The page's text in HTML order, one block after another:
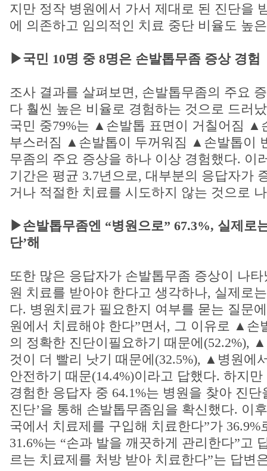
지만 정작 병원에서 가서 제대로 된 진단을
에 의존하고 임의적인 치료 중단 비율도 높
▶국민 10명 중 8명은 손발톱무좀 증상 경험
조사 결과를 살펴보면, 손발톱무좀의 주요
다 훨씬 높은 비율로 경험하는 것으로 드러
국민 중79%는 ▲손발톱 표면이 거칠어짐 ▲
부스러짐 ▲손발톱이 두꺼워짐 ▲손발톱이
무좀의 주요 증상을 하나 이상 경험했다. 이
기간은 평균 3.7년으로, 대부분의 응답자가
거나 적절한 치료를 시도하지 않는 것으로
▶손발톱무좀엔 “병원으로” 67.3%, 실제로
단’해
또한 많은 응답자가 손발톱무좀 증상이 나
원 치료를 받아야 한다고 생각하나, 실제로
다. 병원치료가 필요한지 여부를 묻는 질문
원에서 치료해야 한다”면서, 그 이유로 ▲손
의 정확한 진단이필요하기 때문에(52.2%),
것이 더 빨리 낫기 때문에(32.5%), ▲병원에
안전하기 때문(14.4%)이라고 답했다. 하지
경험한 응답자 중 64.1%는 병원을 찾아 진단
진단’을 통해 손발톱무좀임을 확신했다. 이
국에서 치료제를 구입해 치료한다”가
31.6%는 “손과 발을 깨끗하게 관리한다”고
르는 치료제를 처방 받아 치료한다”는 답변